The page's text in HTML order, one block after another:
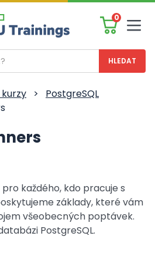
0
>
PostgreSQL
každého, kdo pracuje s
základy, které vám
všeobecných poptávek.
PostgreSQL.